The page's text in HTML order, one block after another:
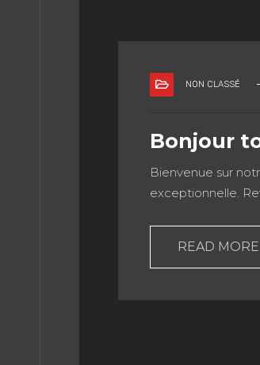
NON CLASSÉ
Bonjour
Bienvenue sur
exceptionnelle.
READ MORE